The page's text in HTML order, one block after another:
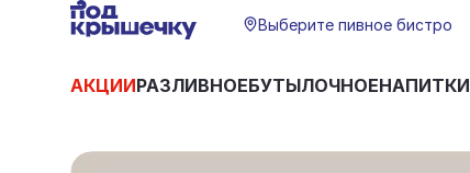
Выберите пивное бистро
АКЦИИРАЗЛИВНОЕБУТЫЛОЧНОЕНАПИТКИ